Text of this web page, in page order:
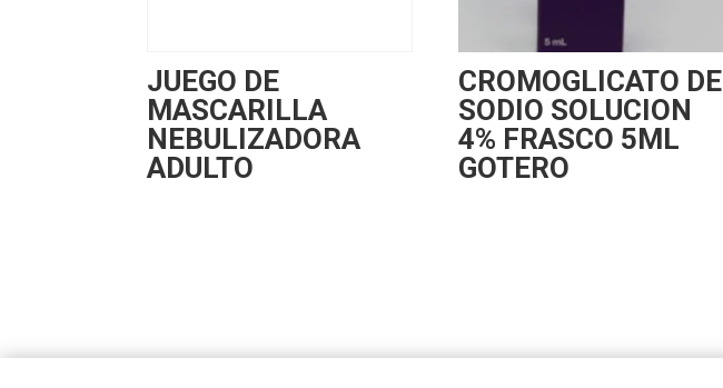
JUEGO DE
MASCARILLA
NEBULIZADORA
ADULTO
CROMOGLICATO DE
SODIO SOLUCION
4% FRASCO 5ML
GOTERO